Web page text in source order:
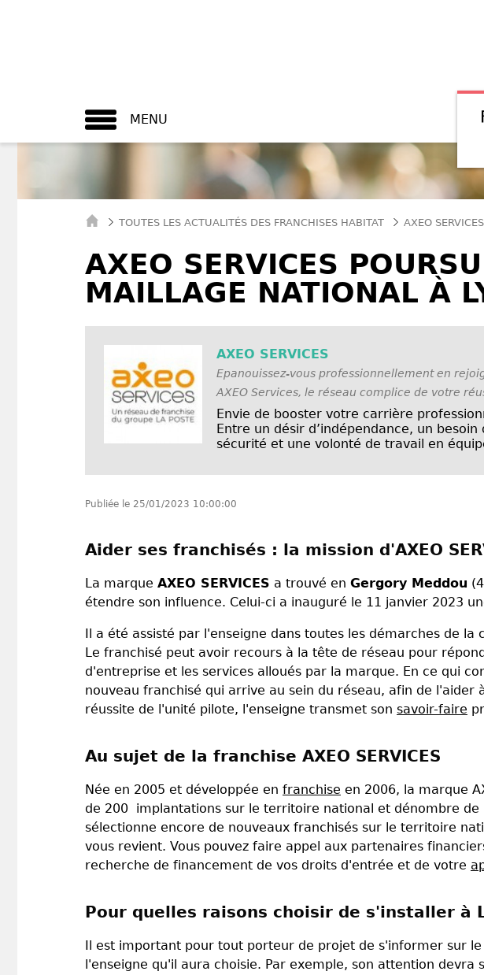
MENU
TOUTES LES ACTUALITÉS DES FRANCHISES HABITAT AXEO
AXEO SERVICES
MAILLAGE NATIONAL À
AXEO SERVICES
Epanouissez-vous professionnellement en
AXEO Services, le réseau complice de votre
Envie de booster votre carrière
Entre un désir d’indépendance, un besoin
sécurité et une volonté de travail en
Publiée le 25/01/2023 10:00:00
Aider ses franchisés : la mission d'AXEO
La marque AXEO SERVICES a trouvé en Gergory Meddou
étendre son influence. Celui-ci a inauguré le 11 janvier 2023
Il a été assisté par l'enseigne dans toutes les démarches de la
Le franchisé peut avoir recours à la tête de réseau pour
d'entreprise et les services alloués par la marque. En ce qui
nouveau franchisé qui arrive au sein du réseau, afin de l'aider
réussite de l'unité pilote, l'enseigne transmet son savoir-faire
Au sujet de la franchise AXEO SERVICES
Née en 2005 et développée en franchise en 2006, la marque
de 200 implantations sur le territoire national et dénombre de
sélectionne encore de nouveaux franchisés sur le territoire
vous revient. Vous pouvez faire appel aux partenaires
recherche de financement de vos droits d'entrée et de votre
Pour quelles raisons choisir de s'installer à
Il est important pour tout porteur de projet de s'informer sur
l'enseigne qu'il aura choisie. Par exemple, son attention